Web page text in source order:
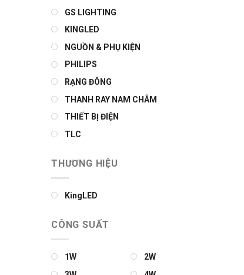
GS LIGHTING
KINGLED
NGUỒN & PHỤ KIỆN
PHILIPS
RẠNG ĐÔNG
THANH RAY NAM CHÂM
THIẾT BỊ ĐIỆN
TLC
THƯƠNG HIỆU
KingLED
CÔNG SUẤT
1W
2W